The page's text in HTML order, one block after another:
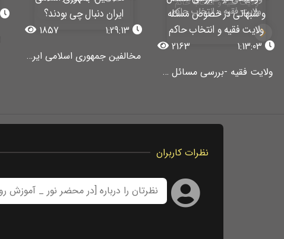
2163
ولایت فقیه -بررسی مسائل و شبهاتی در خصوص مسئله ولایت فقیه و انتخاب حاکم
1857
مخالفین جمهوری اسلامی ایران دنبال چی بودند؟
نظرات کاربران